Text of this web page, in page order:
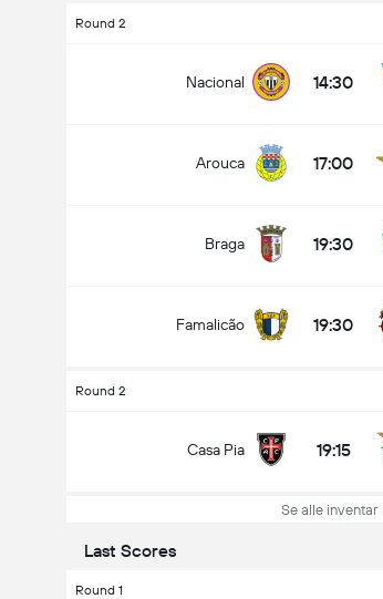
Round 2
Nacional 14:30
Arouca 17:00
Braga 19:30
Famalicão 19:30
Round 2
Casa Pia 19:15
Se alle inventar
Last Scores
Round 1